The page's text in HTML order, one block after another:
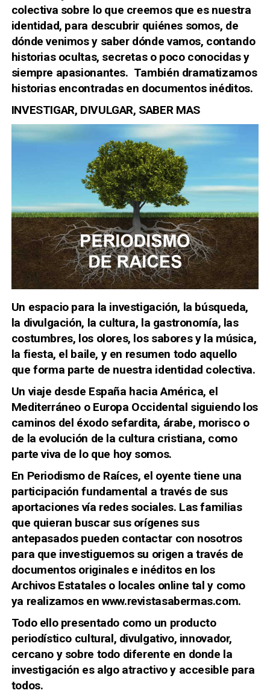
colectiva sobre lo que creemos que es nuestra
identidad, para descubrir quiénes somos, de
dónde venimos y saber dónde vamos, contando
historias ocultas, secretaso poco conocidasy
siempre apasionantes. También dramatizamos
historias encontradas en documentos inéditos.
INVESTIGAR, DIVULGAR, SABER MAS
Un espacio para la investigación, la búsqueda,
la divulgación, la cultura, la gastronomía, las
costumbres, los olores, los saboresy la música,
la fiesta, el baile, y en resumen todo aquello
que forma parte de nuestra identidad colectiva.
Un viaje desde España haciaAmérica, el
Mediterráneo o Europa Occidental siguiendo los
caminos del éxodo sefardita, árabe, moriscoo
de la evolución de la cultura cristiana, como
parte viva de lo que hoy somos.
En Periodismo de Raíces, el oyente tiene una
participación fundamental a través de sus
aportaciones vía redes sociales. Las familias
que quieran buscar sus orígenes sus
antepasados pueden contactar con nosotros
para que investiguemos su origen a través de
documentos originales e inéditos en los
Archivos Estatales o locales online tal y como
ya realizamos en www.revistasabermas.com.
Todo ello presentado como un producto
periodístico cultural, divulgativo, innovador,
cercano y sobre todo diferente en donde la
investigación es algo atractivo y accesible para
todos.